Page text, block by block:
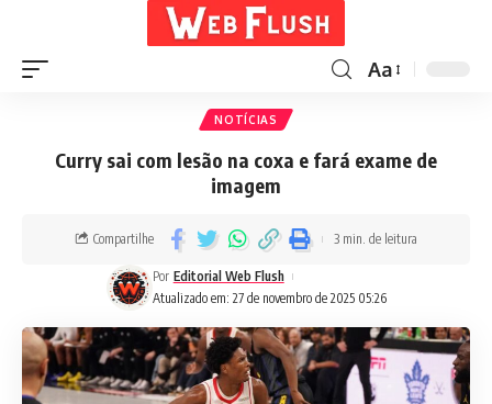
Aa
NOTÍCIAS
Curry sai com lesão na coxa e fará exame de
imagem
Atualizado em: 27 de novembro de 2025 05:26
Por Editorial Web Flush
Compartilhe 3 min. de leitura